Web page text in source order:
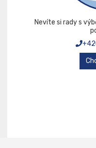
Nevíte si rady s